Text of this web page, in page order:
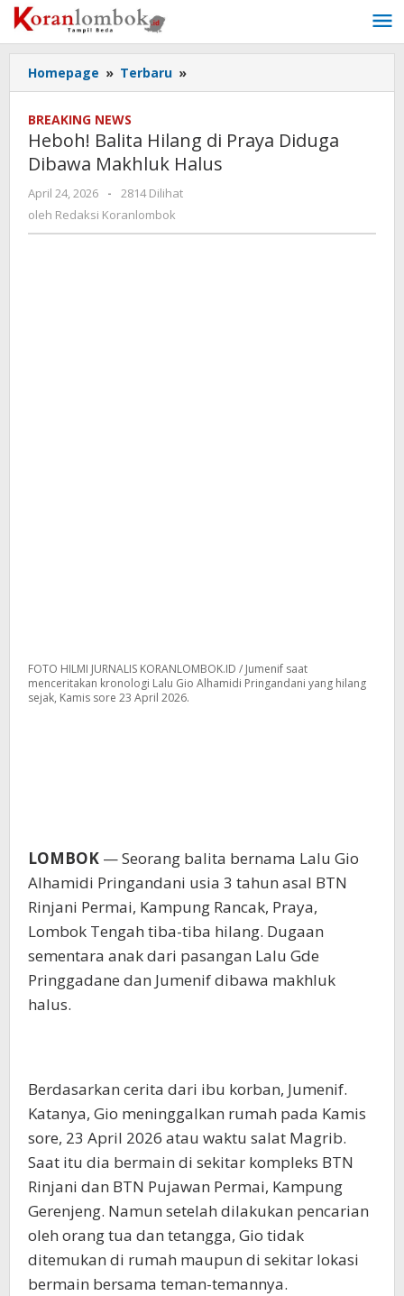
Lewati
ke
konten
Homepage » Terbaru »
Balita
Praya
Diduga
BREAKING NEWS
Heboh! Balita Hilang di Praya Diduga
Dibawa Makhluk Halus
April 24, 2026
oleh
Redaksi
-
2814 Dilihat
oleh Redaksi Koranlombok
FOTO HILMI JURNALIS KORANLOMBOK.ID / Jumenif saat
menceritakan kronologi Lalu Gio Alhamidi Pringandani yang hilang
sejak, Kamis sore 23 April 2026.
LOMBOK — Seorang balita bernama Lalu Gio
Alhamidi Pringandani usia 3 tahun asal BTN
Rinjani Permai, Kampung Rancak, Praya,
Lombok Tengah tiba-tiba hilang. Dugaan
sementara anak dari pasangan Lalu Gde
Pringgadane dan Jumenif dibawa makhluk
halus.
Berdasarkan cerita dari ibu korban, Jumenif.
Katanya, Gio meninggalkan rumah pada Kamis
sore, 23 April 2026 atau waktu salat Magrib.
Saat itu dia bermain di sekitar kompleks BTN
Rinjani dan BTN Pujawan Permai, Kampung
Gerenjeng. Namun setelah dilakukan pencarian
oleh orang tua dan tetangga, Gio tidak
ditemukan di rumah maupun di sekitar lokasi
bermain bersama teman-temannya.